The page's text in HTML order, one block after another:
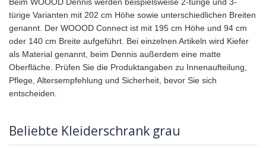
türige Varianten mit 202 cm Höhe sowie unterschiedlichen Breiten
genannt. Der WOOOD Connect ist mit 195 cm Höhe und 94 cm
oder 140 cm Breite aufgeführt. Bei einzelnen Artikeln wird Kiefer
als Material genannt, beim Dennis außerdem eine matte
Oberfläche. Prüfen Sie die Produktangaben zu Innenaufteilung,
Pflege, Altersempfehlung und Sicherheit, bevor Sie sich
entscheiden.
Beliebte Kleiderschrank grau